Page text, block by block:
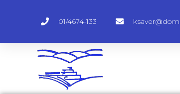
01/4674-133